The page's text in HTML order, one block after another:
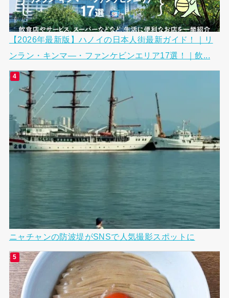
【2026年最新版】ハノイの日本人街最新ガイド！｜リ
ンラン・キンマ―・ファンケビンエリア17選！｜飲...
ニャチャンの防波堤がSNSで人気撮影スポットに